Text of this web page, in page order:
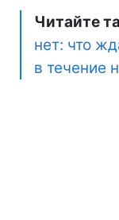
Читайте
нет: что
в течение